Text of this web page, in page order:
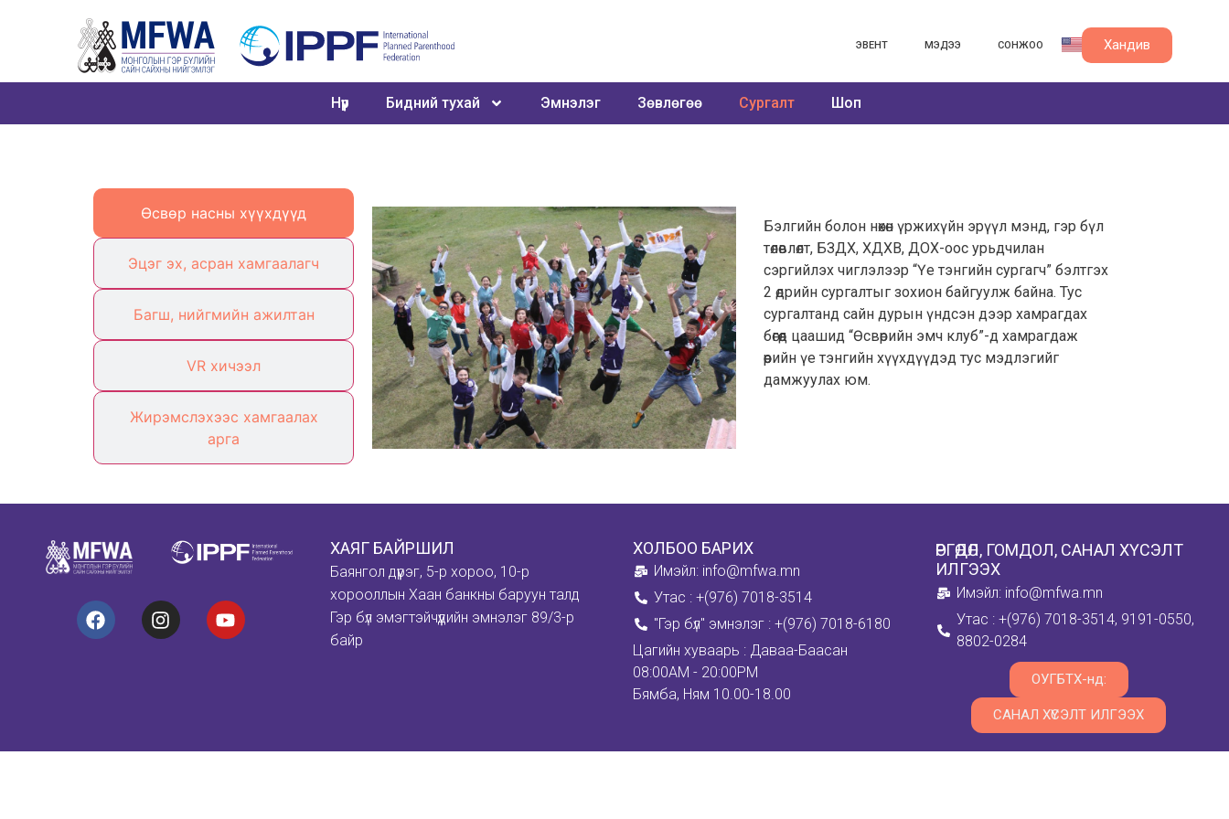
ЭВЕНТ МЭДЭЭ СОНЖОО Хандив
Нүүр Бидний тухай Эмнэлэг Зөвлөгөө Сургалт Шоп
Өсвөр насны хүүхдүүд
Эцэг эх, асран хамгаалагч
Багш, нийгмийн ажилтан
VR хичээл
Жирэмслэхээс хамгаалах
арга
Бэлгийн болон нөхөн үржихүйн эрүүл мэнд, гэр бүл
төлөвлөлт, БЗДХ, ХДХВ, ДОХ-оос урьдчилан
сэргийлэх чиглэлээр “Үе тэнгийн сургагч” бэлтгэх
2 өдрийн сургалтыг зохион байгуулж байна. Тус
сургалтанд сайн дурын үндсэн дээр хамрагдах
бөгөөд цаашид “Өсвөрийн эмч клуб”-д хамрагдаж
өөрийн үе тэнгийн хүүхдүүдэд тус мэдлэгийг
дамжуулах юм.
ХАЯГ БАЙРШИЛ
Баянгол дүүрэг, 5-р хороо, 10-р
хорооллын Хаан банкны баруун талд
Гэр бүл эмэгтэйчүүдийн эмнэлэг 89/3-р
байр
ХОЛБОО БАРИХ
Имэйл: info@mfwa.mn
Утас : +(976) 7018-3514
''Гэр бүл" эмнэлэг : +(976) 7018-6180
Цагийн хуваарь : Даваа-Баасан
08:00AM - 20:00PM
Бямба, Ням 10.00-18.00
ӨРГӨДӨЛ, ГОМДОЛ, САНАЛ ХҮСЭЛТ
ИЛГЭЭХ
Имэйл: info@mfwa.mn
Утас : +(976) 7018-3514, 9191-0550,
8802-0284
ОУГБТХ-нд:
САНАЛ ХҮСЭЛТ ИЛГЭЭХ